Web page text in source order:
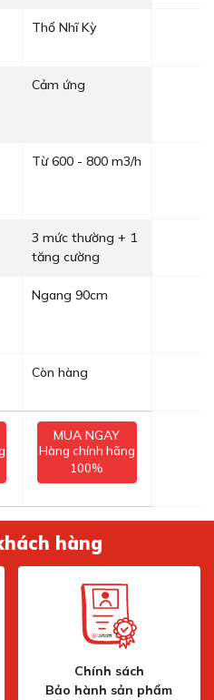
Thổ Nhĩ Kỳ
Cảm ứng
Từ 600 - 800 m3/h
3 mức thường + 1
tăng cường
Ngang 90cm
Còn hàng
MUA NGAY
Hàng chính hãng
100%
hàng
Chính sách
Bảo hành sản phẩm